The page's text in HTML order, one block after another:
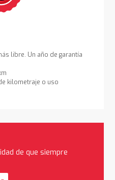
libre. Un año de garantía
kilometraje o uso
de que siempre